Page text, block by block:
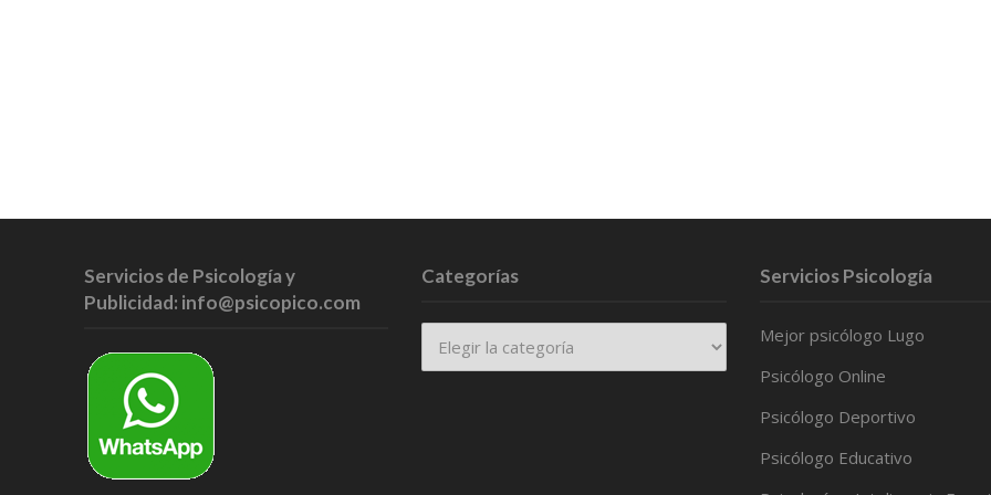
Servicios de Psicología y
Publicidad: info@psicopico.com
Categorías Servicios Psicología
Mejor psicólogo Lugo
Psicólogo Online
Psicólogo Deportivo
Psicólogo Educativo